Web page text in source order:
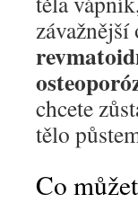
chcete
tělo
Co